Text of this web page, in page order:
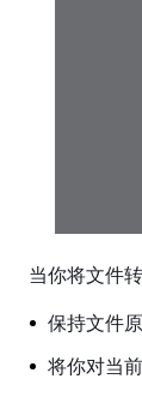
入
与
导
当你将文件
保持文件
将你对当